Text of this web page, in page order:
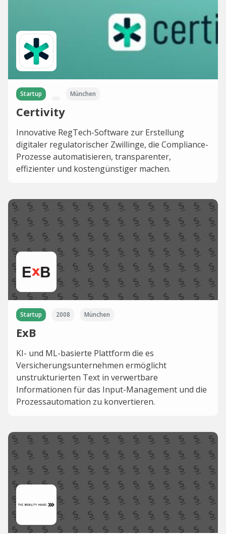
Startup München
Certivity
Innovative RegTech-Software zur Erstellung
digitaler regulatorischer Zwillinge, die Compliance-
Prozesse automatisieren, transparenter,
effizienter und kostengünstiger machen.
Startup 2008 München
ExB
KI- und ML-basierte Plattform die es
Versicherungsunternehmen ermöglicht
unstrukturierten Text in verwertbare
Informationen für das Input-Management und die
Prozessautomation zu konvertieren.